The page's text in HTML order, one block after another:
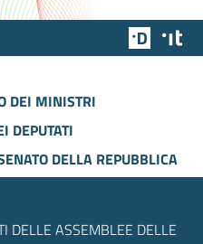
Team
DEI MINISTRI
DEPUTATI
DELLA REPUBBLICA
DELLE ASSEMBLEE DELLE